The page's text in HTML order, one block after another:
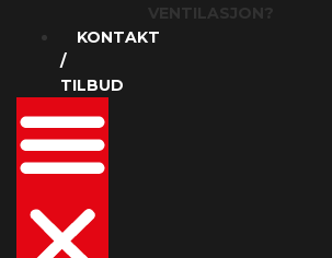
VENTILASJON?
KONTAKT
/
TILBUD